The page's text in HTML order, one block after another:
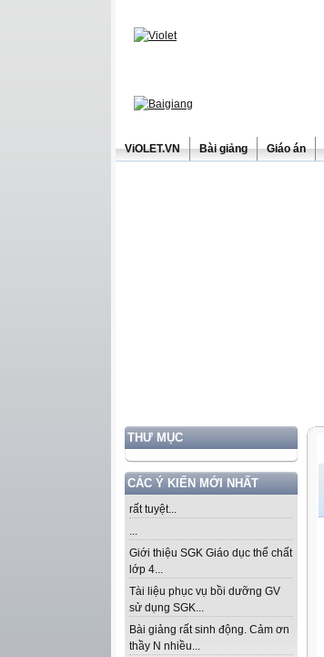
ViOLET.VN Bài giảng Giáo án
THƯ MỤC
CÁC Ý KIẾN MỚI NHẤT
rất tuyệt...
...
Giới thiệu SGK Giáo dục thể chất
lớp 4...
Tài liệu phục vụ bồi dưỡng GV
sử dụng SGK...
Bài giảng rất sinh động. Cảm ơn
thầy N nhiều...